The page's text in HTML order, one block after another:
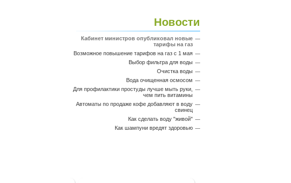
Новости
Кабинет министров опубликовал новые
тарифы на газ
Возможное повышение тарифов на газ с 1 мая
Выбор фильтра для воды
Очистка воды
Вода очищенная осмосом
Для профилактики простуды лучше мыть руки,
чем пить витамины
Автоматы по продаже кофе добавляют в воду
свинец
Как сделать воду "живой"
Как шампуни вредят здоровью